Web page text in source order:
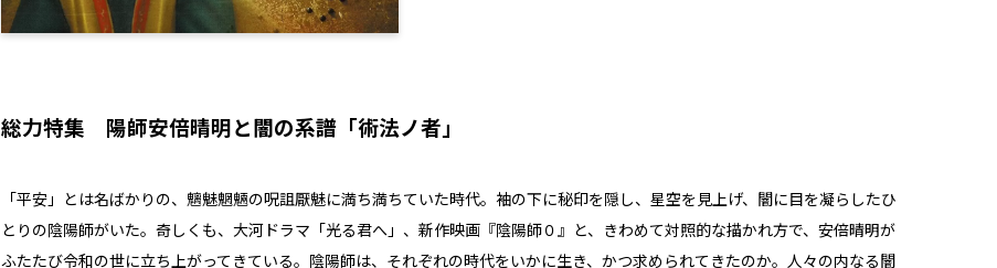
総力特集 陽師安倍晴明と闇の系譜「術法ノ者」
「平安」とは名ばかりの、魑魅魍魎の呪詛厭魅に満ち満ちていた時代。袖の下に秘印を隠し、星空を見上げ、闇に目を凝らしたひ
とりの陰陽師がいた。奇しくも、大河ドラマ「光る君へ」、新作映画『陰陽師０』と、きわめて対照的な描かれ方で、安倍晴明が
ふたたび令和の世に立ち上がってきている。陰陽師は、それぞれの時代をいかに生き、かつ求められてきたのか。人々の内なる闇